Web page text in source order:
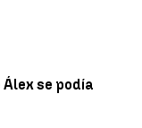
se podía